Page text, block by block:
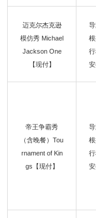
迈克尔杰克逊
模仿秀 Michael
Jackson One
【现付】
帝王争霸秀
（含晚餐）Tou
rnament of Kin
gs【现付】